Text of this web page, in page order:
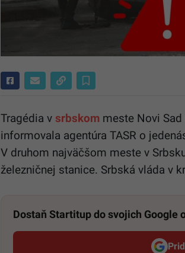
Tragédia v srbskom meste Novi
informovala agentúra TASR o
V druhom najväčšom meste v
železničnej stanice. Srbská vláda v
Dostaň Startitup do svojich Google